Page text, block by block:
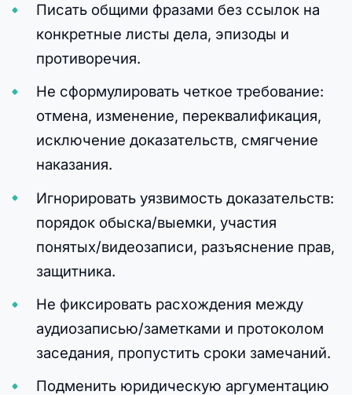
Писать общими фразами без ссылок на
конкретные листы дела, эпизоды и
противоречия.
Не сформулировать четкое требование:
отмена, изменение, переквалификация,
исключение доказательств, смягчение
наказания.
Игнорировать уязвимость доказательств:
порядок обыска/выемки, участия
понятых/видеозаписи, разъяснение прав,
защитника.
Не фиксировать расхождения между
аудиозаписью/заметками и протоколом
заседания, пропустить сроки замечаний.
Подменить юридическую аргументацию